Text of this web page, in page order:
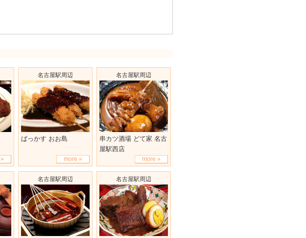
名古屋駅周辺
ばっかす おお島
more »
名古屋駅周辺
串カツ酒場 どて家 名古
屋駅西店
more »
名古屋駅周辺 名古屋駅周辺